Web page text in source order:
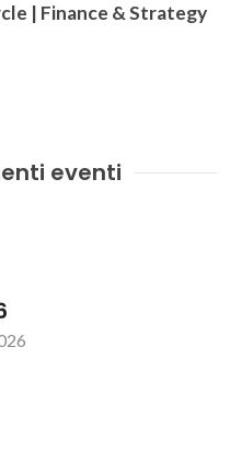
| Finance & Strategy
eventi